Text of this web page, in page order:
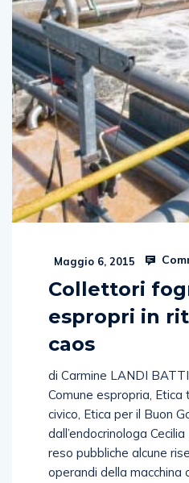
Collettori
espropri in
caos
Comune espropria,
civico, Etica per il Buon
dall’endocrinologa
reso pubbliche alcune
operandi della macchina
procedimenti di